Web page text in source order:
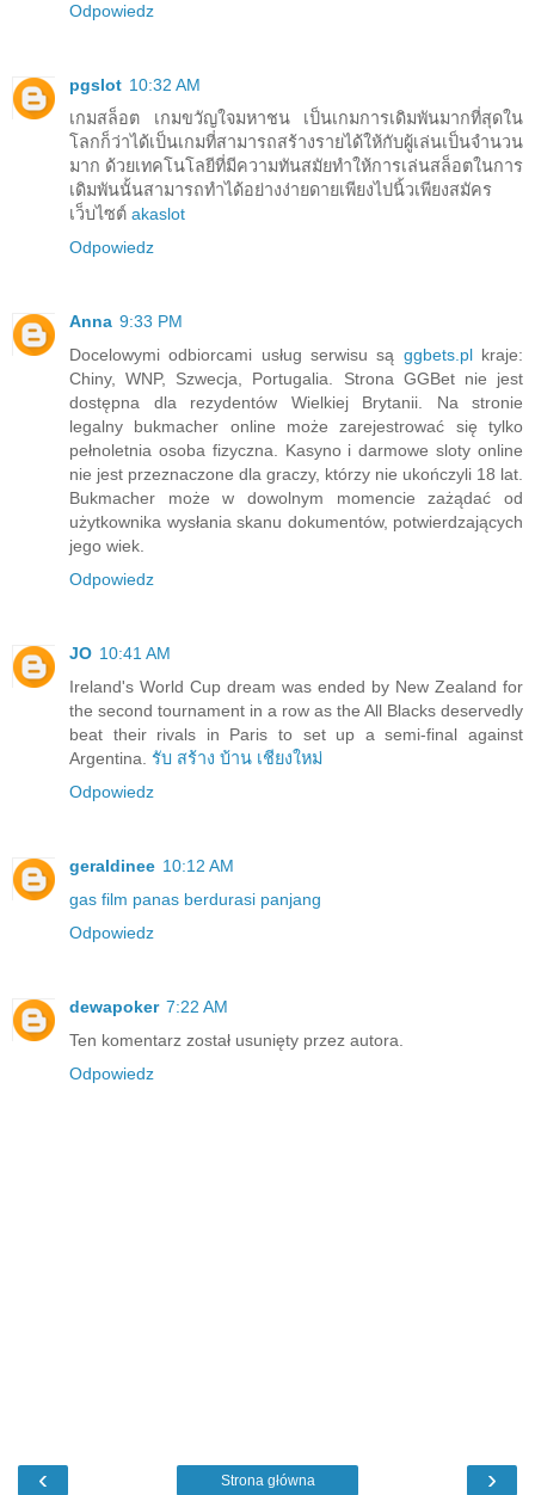
Odpowiedz
pgslot 10:32 AM
เกมสล็อต เกมขวัญใจมหาชน เป็นเกมการเดิมพันมากที่สุดใน
โลกก็ว่าได้เป็นเกมที่สามารถสร้างรายได้ให้กับผู้เล่นเป็นจำนวน
มาก ด้วยเทคโนโลยีที่มีความทันสมัยทำให้การเล่นสล็อตในการ
เดิมพันนั้นสามารถทำได้อย่างง่ายดายเพียงไปนิ้วเพียงสมัคร
เว็บไซต์ akaslot
Odpowiedz
Anna 9:33 PM
Docelowymi odbiorcami usług serwisu są ggbets.plkraje:
Chiny, WNP, Szwecja, Portugalia. Strona GGBet nie jest
dostępna dla rezydentów Wielkiej Brytanii. Na stronie
legalny bukmacher online może zarejestrować się tylko
pełnoletnia osoba fizyczna. Kasyno i darmowe sloty online
nie jest przeznaczone dla graczy, którzy nie ukończyli 18 lat.
Bukmacher może w dowolnym momencie zażądać od
użytkownika wysłania skanu dokumentów, potwierdzających
jego wiek.
Odpowiedz
JO 10:41 AM
Ireland's World Cup dream was ended by New Zealand for
the second tournament in a row as the All Blacks deservedly
beat their rivals in Paris to set up a semi-final against
Argentina. รับ สร้าง บ้าน เชียงใหม่
Odpowiedz
geraldinee 10:12 AM
gas film panas berdurasi panjang
Odpowiedz
dewapoker 7:22 AM
Ten komentarz został usunięty przez autora.
Odpowiedz
‹ ›
Strona główna